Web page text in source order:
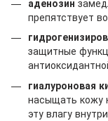
препятствует
защитные
гиалуроновая
насыщать кожу
эту влагу